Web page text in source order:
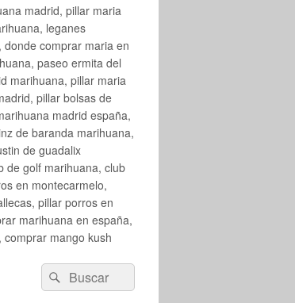
madrid, pillar maria
leganes
comprar maria en
paseo ermita del
marihuana, pillar maria
pillar bolsas de
madrid españa,
de baranda marihuana,
de guadalix
de golf marihuana, club
en montecarmelo,
pillar porros en
marihuana en españa,
mango kush
Buscar
por:
Buscar